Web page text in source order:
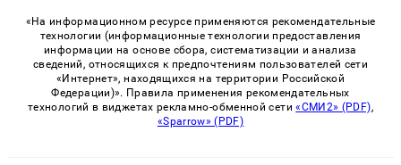
«На информационном ресурсе применяются рекомендательные
технологии (информационные технологии предоставления
информации на основе сбора, систематизации и анализа
сведений, относящихся к предпочтениям пользователей сети
«Интернет», находящихся на территории Российской
Федерации)». Правила применения рекомендательных
технологий в виджетах рекламно-обменной сети«СМИ2» (PDF),
«Sparrow» (PDF)